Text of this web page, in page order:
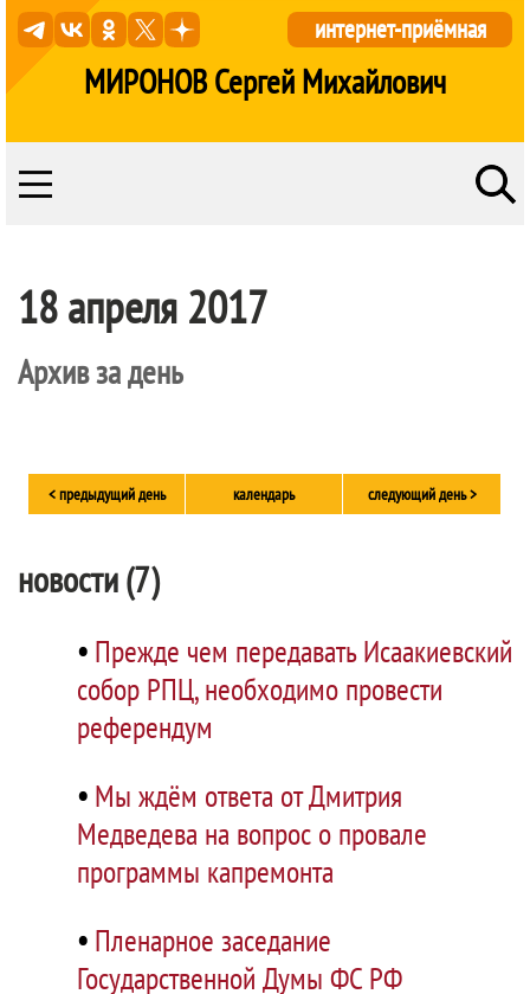
МИРОНОВ Сергей Михайлович
интернет-приёмная
18 апреля 2017
Архив за день
< предыдущий день календарь следующий день >
новости (7)
• Прежде чем передавать Исаакиевский
собор РПЦ, необходимо провести
референдум
• Мы ждём ответа от Дмитрия
Медведева на вопрос о провале
программы капремонта
• Пленарное заседание
Государственной Думы ФС РФ